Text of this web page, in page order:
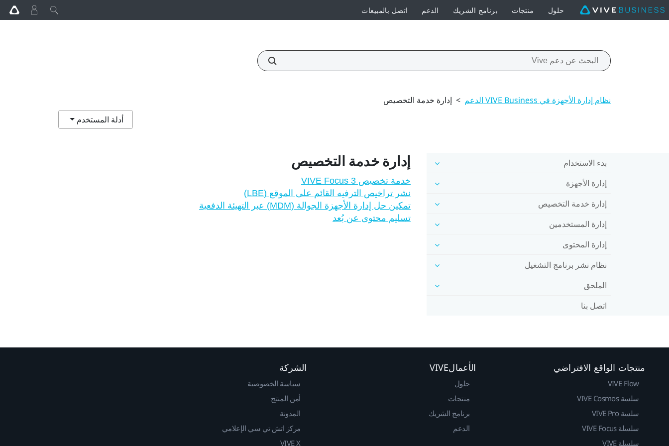
حلول منتجات برنامج الشريك الدعم اتصل بالمبيعات
نظام إدارة الأجهزة في VIVE Business الدعم > إدارة خدمة التخصيص
أدلة المستخدم
بدء الاستخدام
إدارة الأجهزة
إدارة خدمة التخصيص
إدارة المستخدمين
إدارة المحتوى
نظام نشر برنامج التشغيل
الملحق
اتصل بنا
إدارة خدمة التخصيص
خدمة تخصيص 3 VIVE Focus
نشر تراخيص الترفيه القائم على الموقع (LBE)
تمكين حل إدارة الأجهزة الجوالة (MDM) عبر التهيئة الدفعية
تسليم محتوى عن بُعد
منتجات الواقع الافتراضي
VIVE Flow
سلسة VIVE Cosmos
سلسة VIVE Pro
سلسلة VIVE Focus
سلسلة VIVE
الأعمالVIVE
حلول
منتجات
برنامج الشريك
الدعم
الشركة
سياسة الخصوصية
أمن المنتج
المدونة
مركز اتش تي سي الإعلامي
VIVE X